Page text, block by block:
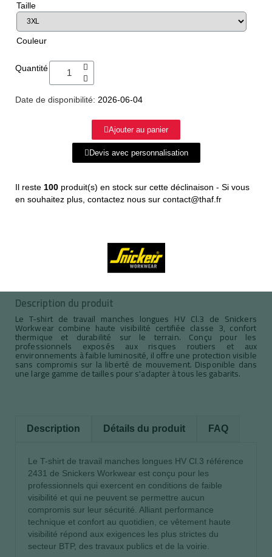
Taille
Couleur
Quantité
Date de disponibilité: 2026-06-04
Ajouter au panier
Devis avec personnalisation
Il reste 100 produit(s) en stock sur cette déclinaison - Si vous
en souhaitez plus, contactez nous sur contact@thaf.fr
Description du produit
Le T-shirt de travail manches longues HV Cl.3 de Snickers
Workwear combine haute visibilité certifiée classe 3, confort
thermique et durabilité sur le terrain. Conçu pour les
professionnels exposés aux risques routiers et aux
environnements à faible luminosité, il offre une protection visible
sans compromis sur la liberté de mouvement. Disponible dans
une large gamme de tailles pour s'adapter à tous les gabarits.
Description Détails du produit FAQ
Le T-shirt de travail manches longues HV Cl.3 référence
2431 de Snickers Workwear est conçu pour les
professionnels qui exercent en conditions de faible
visibilité et qui ne peuvent se permettre aucun
compromis sur leur sécurité. Alliant performance
technique et confort au quotidien, ce vêtement haute
visibilité répond aux exigences les plus strictes du
secteur BTP, des travaux publics et de la voirie.